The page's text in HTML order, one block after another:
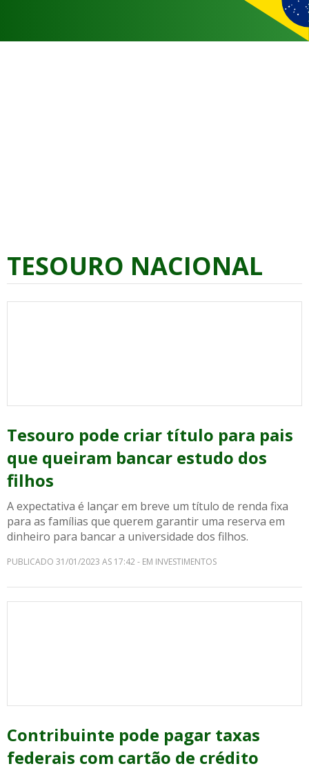
TESOURO NACIONAL
Tesouro pode criar título para pais
que queiram bancar estudo dos
filhos
A expectativa é lançar em breve um título de renda fixa
para as famílias que querem garantir uma reserva em
dinheiro para bancar a universidade dos filhos.
PUBLICADO 31/01/2023 AS 17:42 - EM INVESTIMENTOS
Contribuinte pode pagar taxas
federais com cartão de crédito